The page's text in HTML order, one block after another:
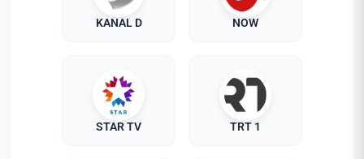
KANAL D NOW
STAR TV TRT 1